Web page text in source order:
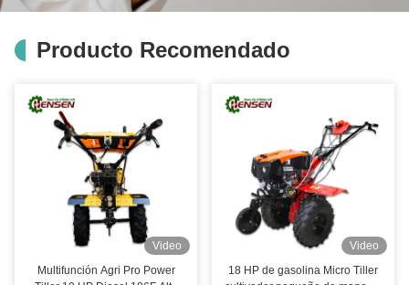
Producto Recomendado
Video
Multifunción Agri Pro Power
Video
18 HP de gasolina Micro Tiller